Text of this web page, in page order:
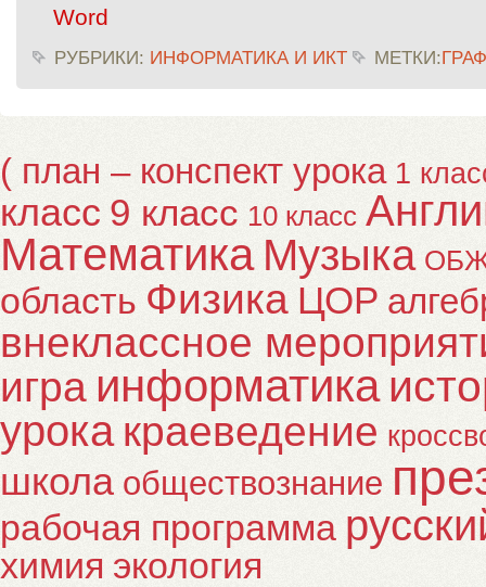
Word
РУБРИКИ: ИНФОРМАТИКА И ИКТ МЕТКИ:
( план – конспект урока 1
класс 9 класс 10 класс
Математика Музыка
область Физика ЦОР
внеклассное
игра информатика
урока краеведение
школа обществознание
рабочая программа
химия экология